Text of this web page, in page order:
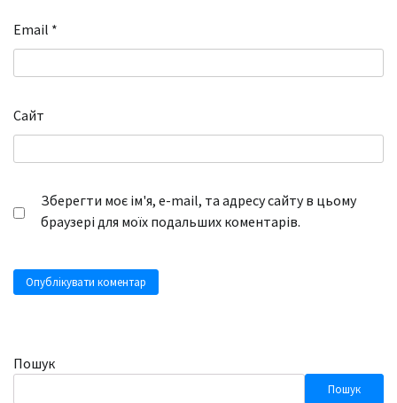
Email *
Сайт
Зберегти моє ім'я, e-mail, та адресу сайту в цьому
браузері для моїх подальших коментарів.
Пошук
Пошук